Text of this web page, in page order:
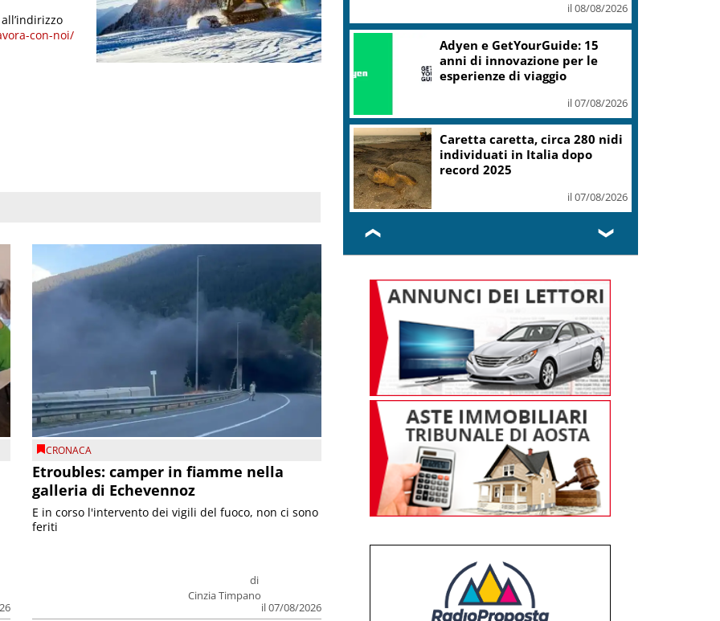
con-noi/
CRONACA
Etroubles: camper in fiamme nella
galleria di Echevennoz
di
Cinzia Timpano
il 07/08/2026
E in corso l'intervento dei vigili del fuoco, non ci sono
feriti
il 08/08/2026
Adyen e GetYourGuide: 15
anni di innovazione per le
esperienze di viaggio
il 07/08/2026
Caretta caretta, circa 280 nidi
individuati in Italia dopo
record 2025
il 07/08/2026
❮ ❯